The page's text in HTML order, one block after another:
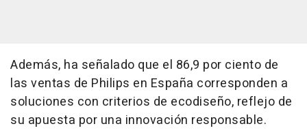
Además, ha señalado que el 86,9 por ciento de
las ventas de Philips en España corresponden a
soluciones con criterios de ecodiseño, reflejo de
su apuesta por una innovación responsable.